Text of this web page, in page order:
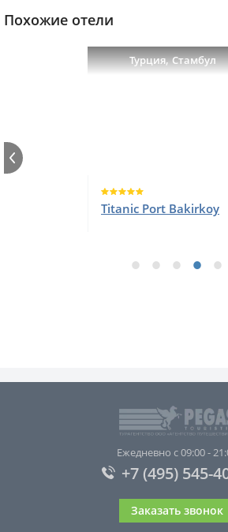
Похожие отели
Турция,Стамбул
Titanic Port Bakirkoy
Ежедневно с 09:00 -
+7 (495) 545-
Заказать звонок